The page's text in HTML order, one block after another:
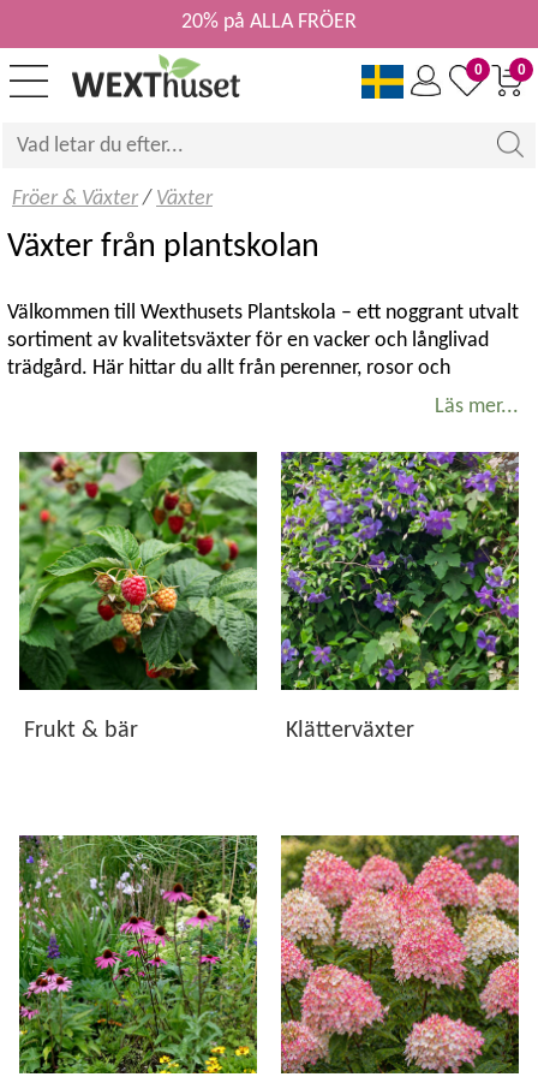
0
0
20% på ALLA FRÖER
Fröer & Växter/ Växter
Växter från plantskolan
Välkommen till Wexthusets Plantskola – ett noggrant utvalt
sortiment av kvalitetsväxter för en vacker och långlivad
trädgård. Här hittar du allt från perenner, rosor och
klätterväxter till prydnadsbuskar, prydnadsträd samt frukt-
kompletteras löpande med nya sorter och aktuella favoriter.
Kvalitetsväxter för svenska trädgårdar
Vi erbjuder växter som är utvalda för att trivas i svenska
odlingsförhållanden. Oavsett om du vill skapa en
blommande rabatt, plantera ett vackert träd, odla egna bär
eller låta klätterväxter rama in uteplatsen finns växter för
både små och stora trädgårdar. Hos oss hittar du växter
ledande växtleverantörer. Gemensamt är att de håller hög
kvalitet och är noggrant utvalda för att etablera sig väl och
utvecklas i svenska trädgårdar. I produktinformationen
hittar du råd om växtplats, härdighet, plantering och skötsel
för respektive växt.
Hitta rätt växter för din trädgård
Utforska våra underkategorier och upptäck växter som
Läs mer...
Frukt & bär Klätterväxter